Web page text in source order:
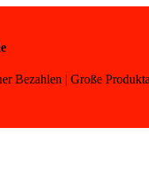
Bezahlen | Große